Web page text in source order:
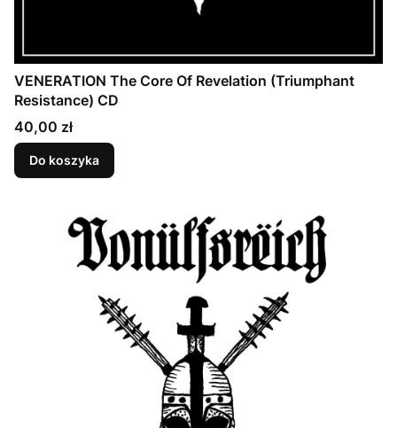
VENERATION The Core Of Revelation (Triumphant
Resistance) CD
Cena
40,00 zł
Do koszyka